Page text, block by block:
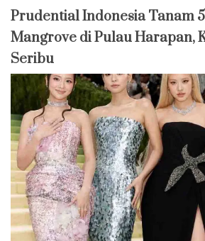
Prudential Indonesia Tanam
Mangrove di Pulau Harapan,
Seribu